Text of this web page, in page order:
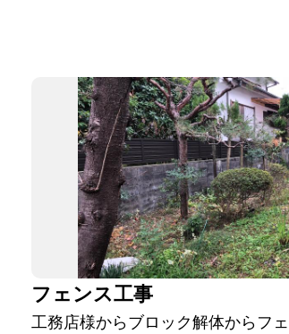
フェンス工事
工務店様からブロック解体からフ